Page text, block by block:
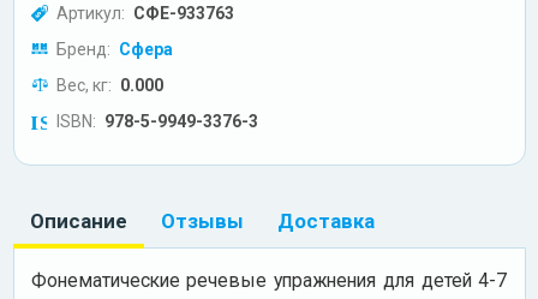
Артикул: СФЕ-933763
Бренд: Сфера
Вес, кг: 0.000
ISBN: 978-5-9949-3376-3
Описание Отзывы Доставка
Фонематические речевые упражнения для детей 4-7